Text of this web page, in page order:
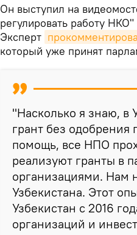
Он выступил на
регулировать работу НКО"
Эксперт
который уже принят
"Насколько я знаю, в
грант без одобрения
помощь, все НПО
реализуют гранты в
организациями. Нам
Узбекистана. Этот
Узбекистан с 2016
организаций и